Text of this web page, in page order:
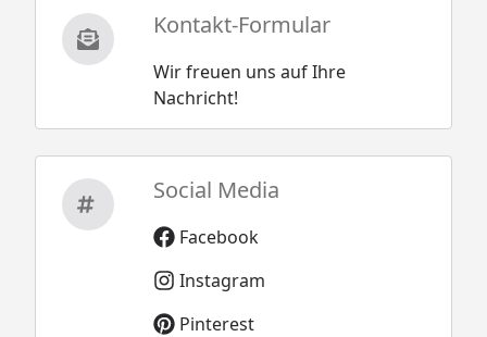
Kontakt-Formular
Wir freuen uns auf Ihre
Nachricht!
Social Media
Facebook
Instagram
Pinterest